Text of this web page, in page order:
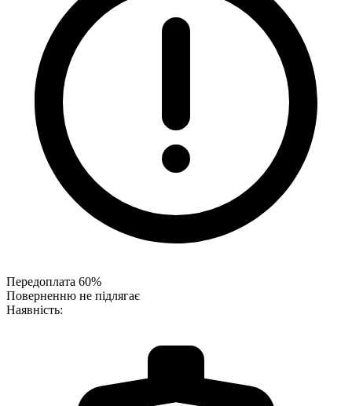
Передоплата 60%
Поверненню не підлягає
Наявність: